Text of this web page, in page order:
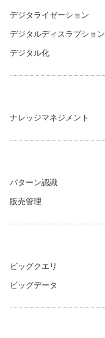
デジタライゼーション
デジタルディスラプション
デジタル化
ナレッジマネジメント
パターン認識
販売管理
ビッグクエリ
ビッグデータ